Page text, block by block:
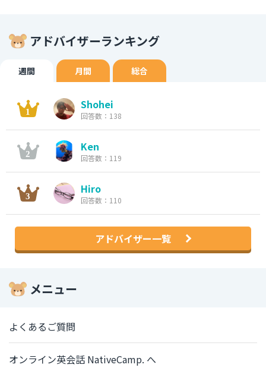
アドバイザーランキング
週間 月間 総合
Shohei
回答数：138
Ken
回答数：119
Hiro
回答数：110
アドバイザー一覧
メニュー
よくあるご質問
オンライン英会話 NativeCamp. へ